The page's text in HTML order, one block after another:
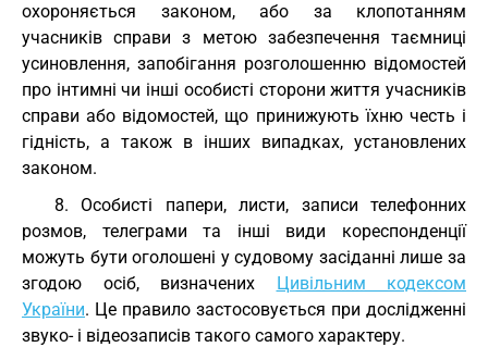
охороняється законом, або за клопотанням
учасників справи з метою забезпечення таємниці
усиновлення, запобігання розголошенню відомостей
про інтимні чи інші особисті сторони життя учасників
справи або відомостей, що принижують їхню честь і
гідність, а також в інших випадках, установлених
законом.
8. Особисті папери, листи, записи телефонних
розмов, телеграми та інші види кореспонденції
можуть бути оголошені у судовому засіданні лише за
згодою осіб, визначених Цивільним кодексом
України. Це правило застосовується при дослідженні
звуко- і відеозаписів такого самого характеру.